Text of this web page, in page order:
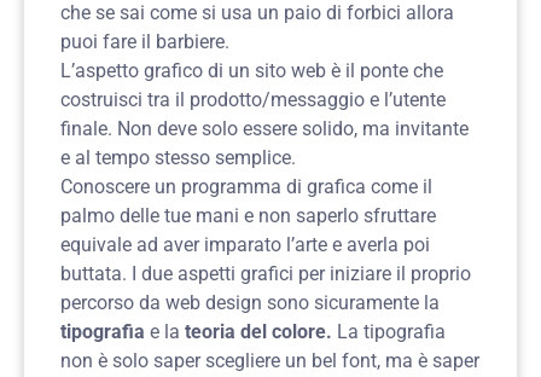
che se sai come si usa un paio di forbici allora
puoi fare il barbiere.
L’aspetto grafico di un sito web è il ponte che
costruisci tra il prodotto/messaggio e l’utente
finale. Non deve solo essere solido, ma invitante
e al tempo stesso semplice.
Conoscere un programma di grafica come il
palmo delle tue mani e non saperlo sfruttare
equivale ad aver imparato l’arte e averla poi
buttata.
I due aspetti grafici per iniziare il proprio
percorso da web design sono sicuramente la
tipografia e la teoria del colore. La tipografia
non è solo saper scegliere un bel font, ma è saper